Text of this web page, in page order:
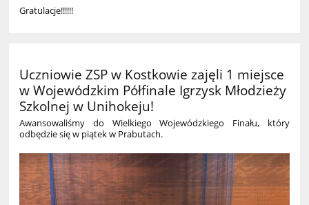
Gratulacje!!!!!!
Uczniowie ZSP w Kostkowie zajęli 1 miejsce
w Wojewódzkim Półfinale Igrzysk Młodzieży
Szkolnej w Unihokeju!
Awansowaliśmy do Wielkiego Wojewódzkiego Finału, który
odbędzie się w piątek w Prabutach.